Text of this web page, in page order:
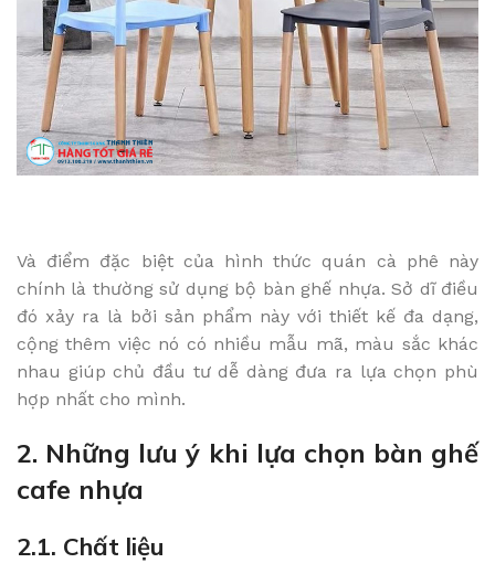
Và điểm đặc biệt của hình thức quán cà phê này
chính là thường sử dụng bộ bàn ghế nhựa. Sở dĩ điều
đó xảy ra là bởi sản phẩm này với thiết kế đa dạng,
cộng thêm việc nó có nhiều mẫu mã, màu sắc khác
nhau giúp chủ đầu tư dễ dàng đưa ra lựa chọn phù
hợp nhất cho mình.
2. Những lưu ý khi lựa chọn bàn ghế
cafe nhựa
2.1. Chất liệu